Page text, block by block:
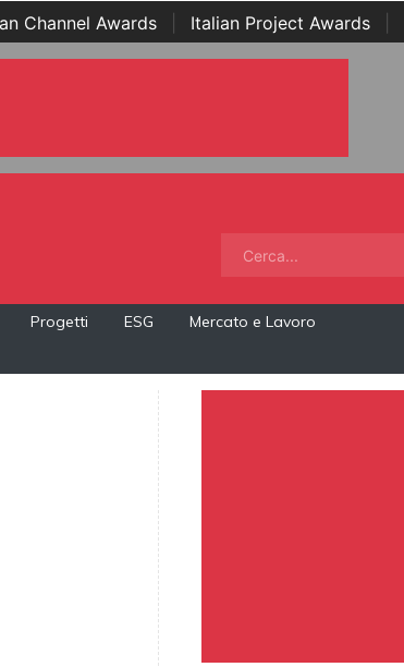
Channel Awards Italian Project Awards
Progetti ESG
Mercato e Lavoro